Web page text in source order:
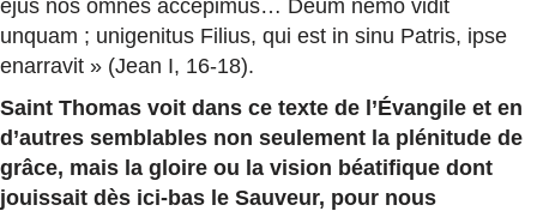
ejus nos omnes accepimus… Deum nemo vidit
unquam ; unigenitus Filius, qui est in sinu Patris, ipse
enarravit » (Jean I, 16-18).
Saint Thomas voit dans ce texte de l’Évangile et en
d’autres semblables non seulement la plénitude de
grâce, mais la gloire ou la vision béatifique dont
jouissait dès ici-bas le Sauveur, pour nous